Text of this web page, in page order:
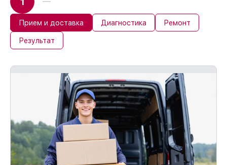
Прием и доставка Диагностика Ремонт
Результат